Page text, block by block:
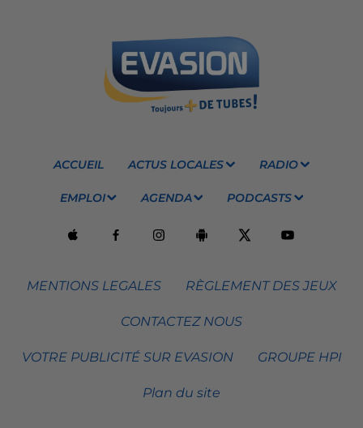
ACCUEIL ACTUS LOCALES RADIO
EMPLOI AGENDA PODCASTS
MENTIONS LEGALES RÈGLEMENT DES JEUX
CONTACTEZ NOUS
VOTRE PUBLICITÉ SUR EVASION GROUPE HPI
Plan du site